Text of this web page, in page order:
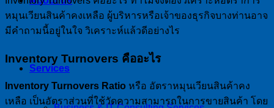
Services
หมุนเวียนสินค้าคงเหลือ ผู้บริหารหรือเจ้าของธุรกิจบางท่านอาจ
มีคำถามนี้อยู่ในใจ วิเคราะห์แล้วดีอย่างไร
Inventory Turnovers คืออะไร
Inventory Turnovers Ratio หรือ อัตราหมุนเวียนสินค้าคง
เหลือ เป็นอัตราส่วนที่ใช้วัดความสามารถในการขายสินค้า โดย